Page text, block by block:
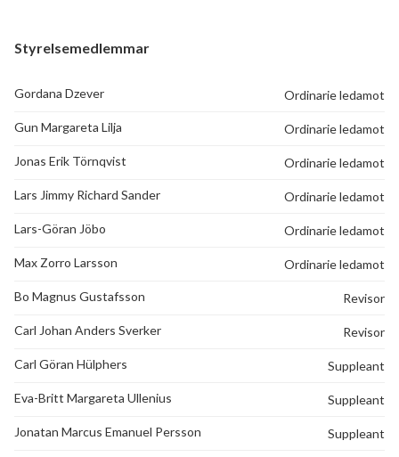
Styrelsemedlemmar
Gordana Dzever Ordinarie ledamot
Gun Margareta Lilja Ordinarie ledamot
Jonas Erik Törnqvist Ordinarie ledamot
Lars Jimmy Richard Sander Ordinarie ledamot
Lars-Göran Jöbo Ordinarie ledamot
Max Zorro Larsson Ordinarie ledamot
Bo Magnus Gustafsson Revisor
Carl Johan Anders Sverker Revisor
Carl Göran Hülphers Suppleant
Eva-Britt Margareta Ullenius Suppleant
Jonatan Marcus Emanuel Persson Suppleant